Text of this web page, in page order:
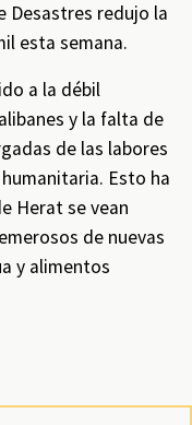
Desastres redujo la
esta semana.
a la débil
y la falta de
de las labores
Esto ha
Herat se vean
de nuevas
y alimentos